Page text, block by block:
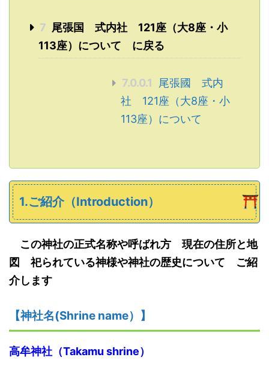
7 尾張国 式内社 121座（大8座・小
113座）について に戻る
7.0.0.1
尾張國 式内
社 121座（大8座・小
113座）について
1.ご紹介（Introduction）
この神社の正式名称や呼ばれ方 現在の住所と地
図 祀られている神様や神社の歴史について ご紹
介します
【神社名(Shrine name） 】
高牟神社（Takamu shrine）